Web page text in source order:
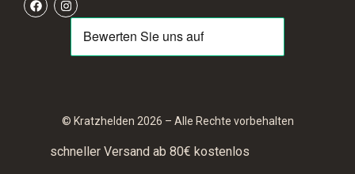
© Kratzhelden 2026 – Alle Rechte vorbehalten
schneller Versand ab 80€ kostenlos